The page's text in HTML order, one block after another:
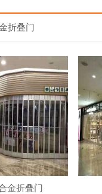
折叠门
金折叠门